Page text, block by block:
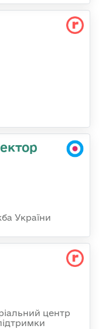
України
центр